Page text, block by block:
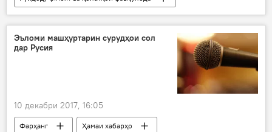
Дар ҷаҳон
Ҳамаи хабарҳо Видео
Эъломи машҳуртарин сурудҳои сол
дар Русия
10 декабри 2017, 16:05
Фарҳанг
Ҳамаи хабарҳо